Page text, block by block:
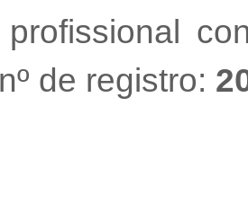
profissional
de registro: